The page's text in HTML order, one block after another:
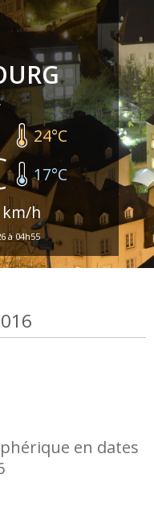
24°C
17°C
km/h
à 04h55
en dates